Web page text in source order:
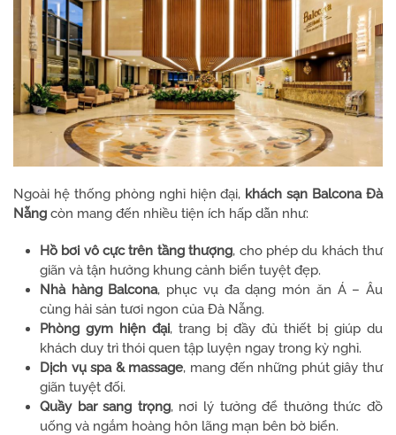
Ngoài hệ thống phòng nghỉ hiện đại, khách sạn Balcona Đà
Nẵng còn mang đến nhiều tiện ích hấp dẫn như:
Hồ bơi vô cực trên tầng thượng, cho phép du khách thư
giãn và tận hưởng khung cảnh biển tuyệt đẹp.
Nhà hàng Balcona, phục vụ đa dạng món ăn Á – Âu
cùng hải sản tươi ngon của Đà Nẵng.
Phòng gym hiện đại, trang bị đầy đủ thiết bị giúp du
khách duy trì thói quen tập luyện ngay trong kỳ nghỉ.
Dịch vụ spa & massage, mang đến những phút giây thư
giãn tuyệt đối.
Quầy bar sang trọng, nơi lý tưởng để thưởng thức đồ
uống và ngắm hoàng hôn lãng mạn bên bờ biển.